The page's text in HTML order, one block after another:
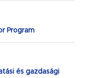
Program
és gazdasági